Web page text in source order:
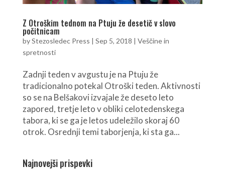
Z Otroškim tednom na Ptuju že desetič v slovo
počitnicam
byStezosledec Press | Sep 5, 2018 | Veščine in
spretnosti
Zadnji teden v avgustu je na Ptuju že
tradicionalno potekal Otroški teden. Aktivnosti
so se na Belšakovi izvajale že deseto leto
zapored, tretje leto v obliki celotedenskega
tabora, ki se ga je letos udeležilo skoraj 60
otrok. Osrednji temi taborjenja, ki sta ga...
Najnovejši prispevki